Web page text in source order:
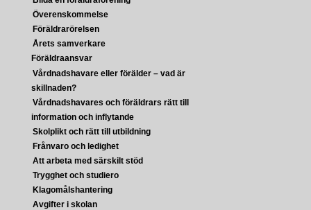
Överenskommelse
Föräldrarörelsen
Årets samverkare
Föräldraansvar
Vårdnadshavare eller förälder – vad är
skillnaden?
Vårdnadshavares och föräldrars rätt till
information och inflytande
Skolplikt och rätt till utbildning
Frånvaro och ledighet
Att arbeta med särskilt stöd
Trygghet och studiero
Klagomålshantering
Avgifter i skolan